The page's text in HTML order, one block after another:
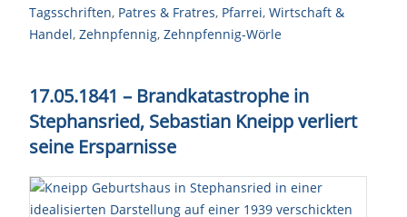
Tagsschriften, Patres & Fratres, Pfarrei, Wirtschaft &
Handel, Zehnpfennig, Zehnpfennig-Wörle
17.05.1841 – Brandkatastrophe in
Stephansried, Sebastian Kneipp verliert
seine Ersparnisse